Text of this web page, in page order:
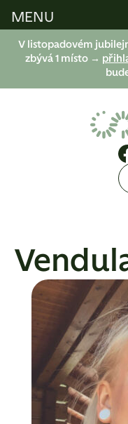
V listopadovém
zbývá 1 místo →
MENU